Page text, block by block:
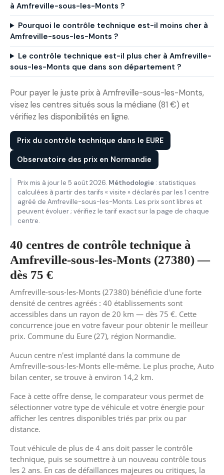
à Amfreville-sous-les-Monts ?
Pourquoi le contrôle technique est-il moins cher à
Amfreville-sous-les-Monts ?
Le contrôle technique est-il plus cher à Amfreville-
sous-les-Monts que dans son département ?
Pour payer le juste prix à Amfreville-sous-les-Monts,
visez les centres situés sous la médiane (81 €) et
vérifiez les disponibilités en ligne.
Prix du contrôle technique dans le EURE
Observatoire des prix en Normandie
Prix mis à jour le 5 août 2026. Méthodologie : statistiques
calculées à partir des tarifs « visite » déclarés par les 1 centre
agréé de Amfreville-sous-les-Monts. Les prix sont libres et
peuvent évoluer ; vérifiez le tarif exact sur la page de chaque
centre.
40 centres de contrôle technique à
Amfreville-sous-les-Monts (27380) —
dès 75 €
Amfreville-sous-les-Monts (27380) bénéficie d'une forte
densité de centres agréés : 40 établissements sont
accessibles dans un rayon de 20 km — dès 75 €. Cette
concurrence joue en votre faveur pour obtenir le meilleur
prix. Commune du Eure (27), région Normandie.
Aucun centre n'est implanté dans la commune de
Amfreville-sous-les-Monts elle-même. Le plus proche, Auto
bilan center, se trouve à environ 14,2 km.
Face à cette offre dense, le comparateur vous permet de
sélectionner votre type de véhicule et votre énergie pour
afficher les centres disponibles triés par prix ou par
distance.
Tout véhicule de plus de 4 ans doit passer le contrôle
technique, puis se soumettre à un nouveau contrôle tous
les 2 ans. En cas de défaillances majeures ou critiques, la